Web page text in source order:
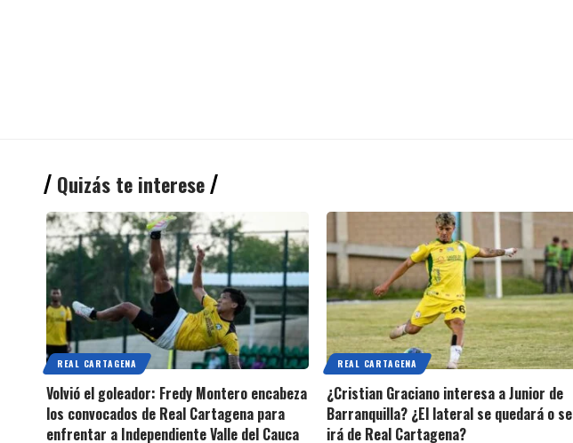
Quizás te interese
REAL CARTAGENA
Volvió el goleador: Fredy Montero encabeza
los convocados de Real Cartagena para
enfrentar a Independiente Valle del Cauca
REAL CARTAGENA
¿Cristian Graciano interesa a Junior de
Barranquilla? ¿El lateral se quedará o se
irá de Real Cartagena?